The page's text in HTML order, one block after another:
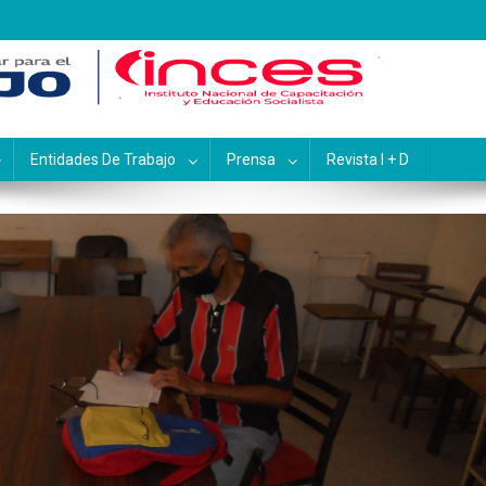
y Educación
Entidades De Trabajo Prensa Revista I + D